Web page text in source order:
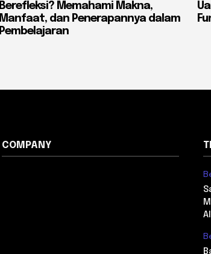
Berefleksi? Memahami Makna,
Manfaat, dan Penerapannya dalam
Pembelajaran
COMPANY